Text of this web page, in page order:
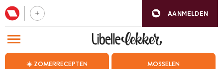
AANMELDEN
☀️ ZOMERRECEPTEN MOSSELEN
BEZOEK ONZE ANDERE WEBSITES